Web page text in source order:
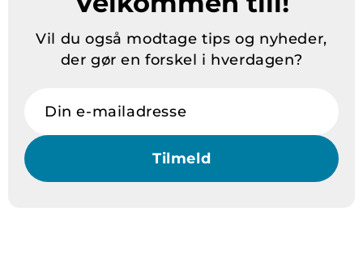
Vil du også modtage tips og nyheder,
der gør en forskel i hverdagen?
Din e-mailadresse
Tilmeld